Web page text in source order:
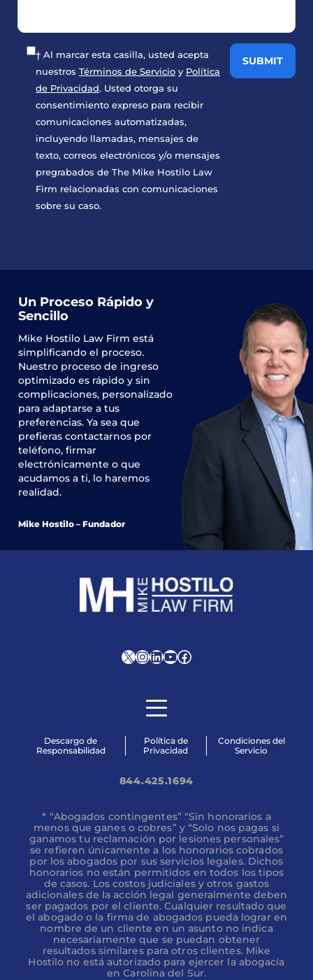
† Al marcar esta casilla, usted acepta
nuestros Términos de Servicio y Política
de Privacidad. Usted otorga su
consentimiento expreso para recibir
comunicaciones automatizadas,
incluyendo llamadas, mensajes de
texto, correos electrónicos y/o mensajes
pregrabados de The Mike Hostilo Law
Firm relacionadas con comunicaciones
sobre su caso.
Un Proceso Rápido y
Sencillo
Mike Hostilo Law Firm está
simplificando el proceso.
Nuestro proceso de ingreso
optimizado es rápido y sin
complicaciones, personalizado
para adaptarse a tus
preferencias. Ya sea que
prefieras contactarnos por
teléfono, firmar
electrónicamente o que
acudamos a ti, lo haremos
realidad.
Mike Hostilo – Fundador
XInstagram
LinkedIn
YouTube
Facebook
Descargo de
Responsabilidad
Política de
Privacidad
Condiciones del
Servicio
844.425.1694
* “Abogados contingentes” “Sin honorarios a
menos que ganes o cobres” y “Solo nos pagas si
ganamos tu reclamación por lesiones personales”
se refieren únicamente a los honorarios cobrados
por los abogados por sus servicios legales. Dichos
honorarios no están permitidos en todos los tipos
de casos. Los costos judiciales y otros gastos
adicionales de la acción legal generalmente deben
ser pagados por el cliente. Cualquier resultado que
el abogado o la firma de abogados pueda lograr en
nombre de un cliente en un asunto no indica
necesariamente que se puedan obtener
resultados similares para otros clientes. Mike
Hostilo no está autorizado para ejercer la abogacía
en Carolina del Sur.